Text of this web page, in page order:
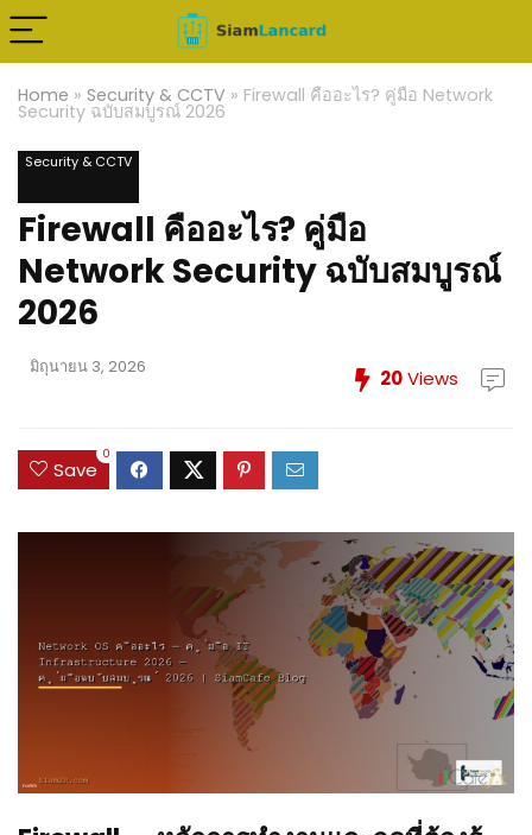
Home » Security & CCTV » Firewall คืออะไร? คู่มือ Network
Security ฉบับสมบูรณ์ 2026
Security & CCTV
Firewall คืออะไร? คู่มือ
Network Security ฉบับสมบูรณ์
2026
มิถุนายน 3, 2026 20Views
Save
0